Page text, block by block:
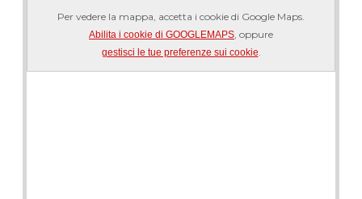
Per vedere la mappa, accetta i cookie di Google Maps.
Abilita i cookie di GOOGLEMAPS , oppure
gestisci le tue preferenze sui cookie